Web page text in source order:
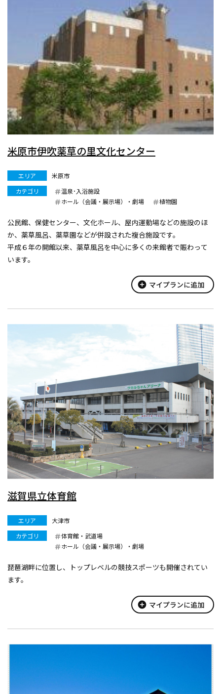
米原市伊吹薬草の里文化センター
エリア
米原市
カテゴリ
温泉･入浴施設
ホール（会議・展示場）・劇場
植物園
公民館、保健センター、文化ホール、屋内運動場などの施設のほ
か、薬草風呂、薬草園などが併設された複合施設です。
平成６年の開館以来、薬草風呂を中心に多くの来館者で賑わって
います。
add_circle マイプランに追加
滋賀県立体育館
エリア
大津市
カテゴリ
体育館・武道場
ホール（会議・展示場）・劇場
琵琶湖畔に位置し、トップレベルの競技スポーツも開催されてい
ます。
add_circle マイプランに追加